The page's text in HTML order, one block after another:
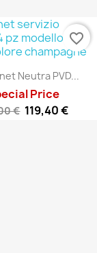
Neutra PVD...
Price
€ 119,40 €
favorite_border